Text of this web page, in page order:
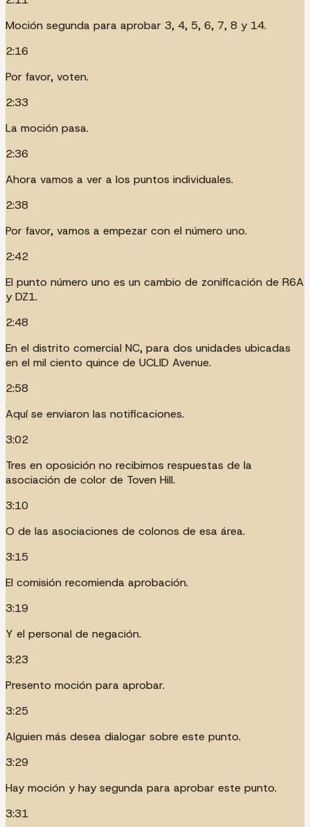
Moción segunda para aprobar 3, 4, 5, 6, 7, 8 y 14.
2:16
Por favor, voten.
2:33
La moción pasa.
2:36
Ahora vamos a ver a los puntos individuales.
2:38
Por favor, vamos a empezar con el número uno.
2:42
El punto número uno es un cambio de zonificación de R6A
y DZ1.
2:48
En el distrito comercial NC, para dos unidades ubicadas
en el mil ciento quince de UCLID Avenue.
2:58
Aquí se enviaron las notificaciones.
3:02
Tres en oposición no recibimos respuestas de la
asociación de color de Toven Hill.
3:10
O de las asociaciones de colonos de esa área.
3:15
El comisión recomienda aprobación.
3:19
Y el personal de negación.
3:23
Presento moción para aprobar.
3:25
Alguien más desea dialogar sobre este punto.
3:29
Hay moción y hay segunda para aprobar este punto.
3:31